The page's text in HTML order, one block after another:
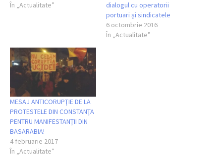
În „Actualitate”
dialogul cu operatorii
portuari și sindicatele
6 octombrie 2016
În „Actualitate”
MESAJ ANTICORUPŢIE DE LA
PROTESTELE DIN CONSTANŢA
PENTRU MANIFESTANŢII DIN
BASARABIA!
4 februarie 2017
În „Actualitate”